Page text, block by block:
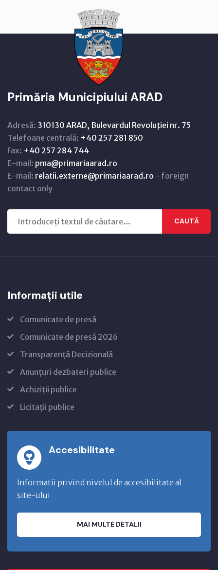
Primăria Municipiului ARAD
Adresă: 310130 ARAD, Bulevardul Revoluţiei nr. 75
Telefoane centrală: +40 257 281 850
Fax: +40 257 284 744
E-mail: pma@primariaarad.ro
E-mail: relatii.externe@primariaarad.ro - foreign
contact only
CAUTĂ
Informații utile
Comunicate de presă
Comunicate de presă 2026
Transparență Decizională
Anunțuri dezbateri publice
Achiziții publice
Licitații publice
Accesibilitate
Informatii privind nivelul de accesibilitate al
site-ului
MAI MULTE DETALII